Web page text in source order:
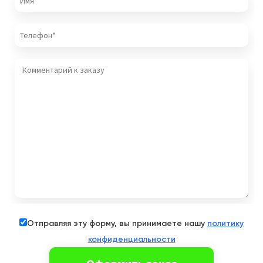
Отправляя эту форму, вы принимаете нашу политику
конфиденциальности